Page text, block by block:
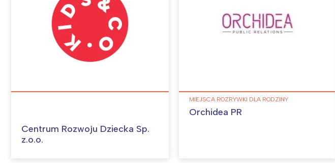
Centrum Rozwoju Dziecka Sp.
z.o.o.
MIEJSCA ROZRYWKI DLA RODZINY
Orchidea PR
Trójmiasto